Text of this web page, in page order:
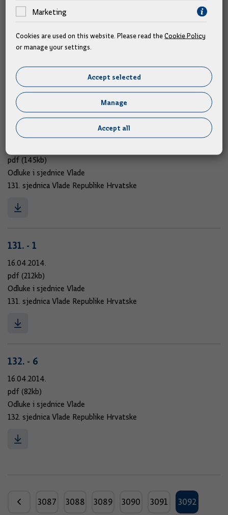
131. - 3
16.04.2014.
pdf (28kb)
131. sjednica Vlade Republike Hrvatske
131. - 2
pdf (145kb)
Odluke i sjednice Vlade
131. sjednica Vlade Republike Hrvatske
131. - 1
16.04.2014.
pdf (212kb)
Odluke i sjednice Vlade
131. sjednica Vlade Republike Hrvatske
132. - 6
16.04.2014.
pdf (82kb)
Odluke i sjednice Vlade
132. sjednica Vlade Republike Hrvatske
3087 3088 3089 3090 3091 3092
Marketing
Cookies are used on this website. Please read theCookie Policy
or manage your settings.
Accept selected
Manage
Accept all